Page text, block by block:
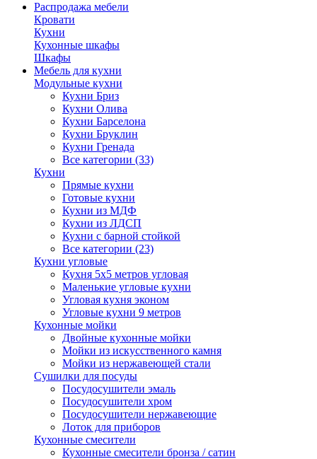
Распродажа мебели
Кровати
Кухни
Кухонные шкафы
Шкафы
Мебель для кухни
Модульные кухни
Кухни Бриз
Кухни Олива
Кухни Барселона
Кухни Бруклин
Кухни Гренада
Все категории (33)
Кухни
Прямые кухни
Готовые кухни
Кухни из МДФ
Кухни из ЛДСП
Кухни с барной стойкой
Все категории (23)
Кухни угловые
Кухня 5х5 метров угловая
Маленькие угловые кухни
Угловая кухня эконом
Угловые кухни 9 метров
Кухонные мойки
Двойные кухонные мойки
Мойки из искусственного камня
Мойки из нержавеющей стали
Сушилки для посуды
Посудосушители эмаль
Посудосушители хром
Посудосушители нержавеющие
Лоток для приборов
Кухонные смесители
Кухонные смесители бронза / сатин